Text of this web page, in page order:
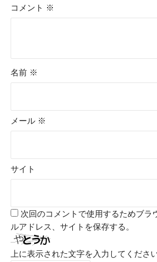
コメント ※
名前 ※
メール ※
サイト
次回のコメントで使用するためブラ
ルアドレス、サイトを保存する。
上に表示された文字を入力してください